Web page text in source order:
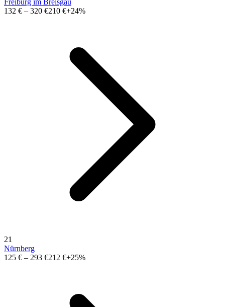
Freiburg im Breisgau
132 € – 320 €210 €+24%
21
Nürnberg
125 € – 293 €212 €+25%